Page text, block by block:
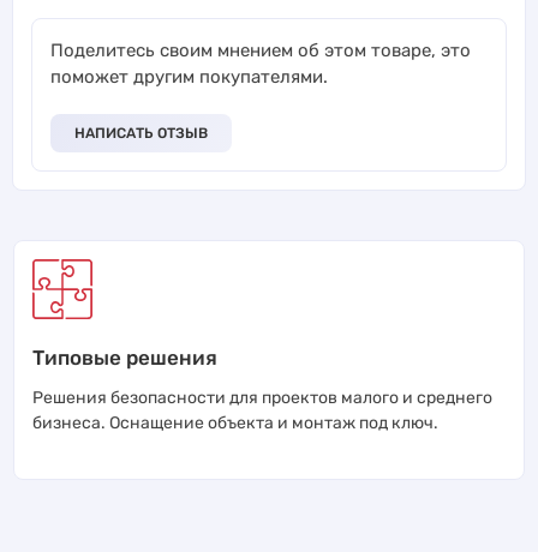
Поделитесь своим мнением об этом товаре, это
поможет другим покупателями.
НАПИСАТЬ ОТЗЫВ
Типовые решения
Решения безопасности для проектов малого и среднего
бизнеса. Оснащение объекта и монтаж под ключ.